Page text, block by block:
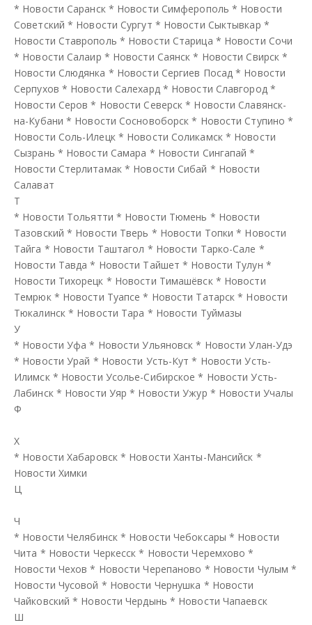
* Новости Саранск * Новости Симферополь * Новости
Советский * Новости Сургут * Новости Сыктывкар *
Новости Ставрополь * Новости Старица * Новости Сочи
* Новости Салаир * Новости Саянск * Новости Свирск *
Новости Слюдянка * Новости Сергиев Посад * Новости
Серпухов * Новости Салехард * Новости Славгород *
Новости Серов * Новости Северск * Новости Славянск-
на-Кубани * Новости Сосновоборск * Новости Ступино *
Новости Соль-Илецк * Новости Соликамск * Новости
Сызрань * Новости Самара * Новости Сингапай *
Новости Стерлитамак * Новости Сибай * Новости
Салават
Т
* Новости Тольятти * Новости Тюмень * Новости
Тазовский * Новости Тверь * Новости Топки * Новости
Тайга * Новости Таштагол * Новости Тарко-Сале *
Новости Тавда * Новости Тайшет * Новости Тулун *
Новости Тихорецк * Новости Тимашёвск * Новости
Темрюк * Новости Туапсе * Новости Татарск * Новости
Тюкалинск * Новости Тара * Новости Туймазы
У
* Новости Уфа * Новости Ульяновск * Новости Улан-Удэ
* Новости Урай * Новости Усть-Кут * Новости Усть-
Илимск * Новости Усолье-Сибирское * Новости Усть-
Лабинск * Новости Уяр * Новости Ужур * Новости Учалы
Ф
Х
* Новости Хабаровск * Новости Ханты-Мансийск *
Новости Химки
Ц
Ч
* Новости Челябинск * Новости Чебоксары * Новости
Чита * Новости Черкесск * Новости Черемхово *
Новости Чехов * Новости Черепаново * Новости Чулым *
Новости Чусовой * Новости Чернушка * Новости
Чайковский * Новости Чердынь * Новости Чапаевск
Ш